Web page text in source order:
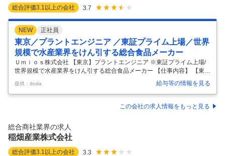
総合評価3.1 以上の会社 3.7
NEW 正社員
東京／プラントエンジニア ／東証プライム上場／世界
規模で水産業界をけん引する総合食品メーカー
Ｕｍｉｏｓ株式会社 【東京】プラントエンジニア ※東証プライム上場/
世界規模で水産業界をけん引する総合食品メーカー 【仕事内容】 【東
京】プラントエンジニア ※東証プライム上場/世界規模で水産業界をけん
引する総合食品メーカー 【具体的な仕事内容】 冷凍食品の売上国内トッ
プクラスであり、特に業務用冷凍食品トップクラスのシェアを誇る同社
のプラントエンジニアとしてご活躍いただける方を募集致します。 ■業
る計装、プロセスフロー図などを理解し関係者とともに要件定義してい
ただき、竣工後の施設及び生産の管理を担当していただきます。 ・設
計、開…
提供：doda 給与等の情報を見る
この会社の求人情報をもっと見る
総合商社業界の求人
稲畑産業株式会社
総合評価3.1 以上の会社 3.3